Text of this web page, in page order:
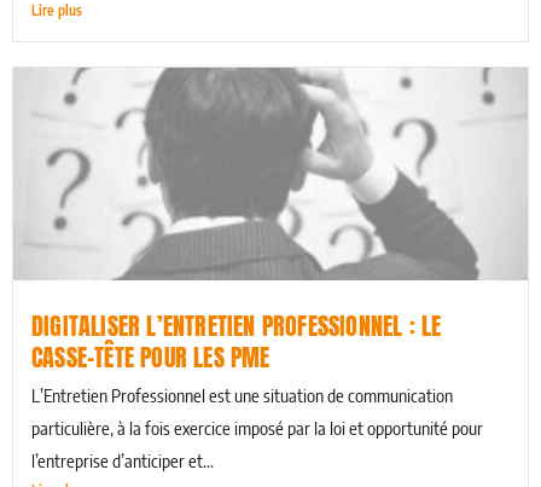
Lire plus
DIGITALISER L’ENTRETIEN PROFESSIONNEL : LE
CASSE-TÊTE POUR LES PME
L’Entretien Professionnel est une situation de communication
particulière, à la fois exercice imposé par la loi et opportunité pour
l’entreprise d’anticiper et...